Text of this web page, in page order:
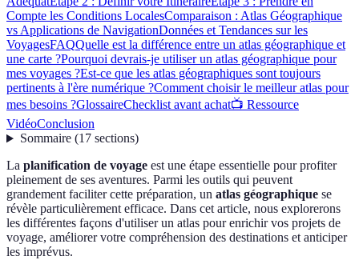
Compte les Conditions LocalesComparaison : Atlas Géographique
vs Applications de NavigationDonnées et Tendances sur les
VoyagesFAQQuelle est la différence entre un atlas géographique et
une carte ?Pourquoi devrais-je utiliser un atlas géographique pour
mes voyages ?Est-ce que les atlas géographiques sont toujours
pertinents à l'ère numérique ?Comment choisir le meilleur atlas pour
mes besoins ?GlossaireChecklist avant achat📺 Ressource
VidéoConclusion
Sommaire(17 sections)
La planification de voyage est une étape essentielle pour profiter
pleinement de ses aventures. Parmi les outils qui peuvent
grandement faciliter cette préparation, un atlas géographique se
révèle particulièrement efficace. Dans cet article, nous explorerons
les différentes façons d'utiliser un atlas pour enrichir vos projets de
voyage, améliorer votre compréhension des destinations et anticiper
les imprévus.